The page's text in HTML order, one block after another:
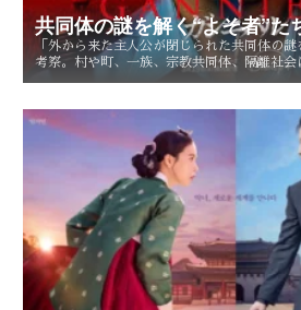
共同体の謎を解く“よそ者”た
「外から来た主人公が閉じられた共同体の
考察。村や町、一族、宗教共同体、隔離社会